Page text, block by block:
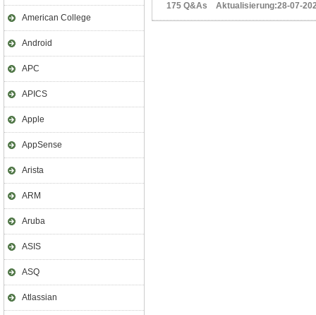
American College
Android
APC
APICS
Apple
AppSense
Arista
ARM
Aruba
ASIS
ASQ
Atlassian
175 Q&As Aktualisierung:28-07-